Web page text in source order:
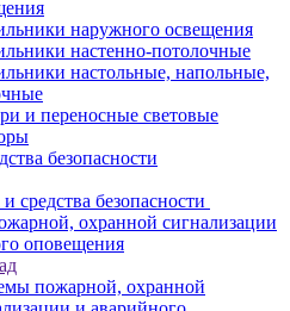
наружного освещения
настенно-потолочные
настольные, напольные,
и переносные световые
безопасности
средства безопасности
охранной сигнализации
оповещения
пожарной, охранной